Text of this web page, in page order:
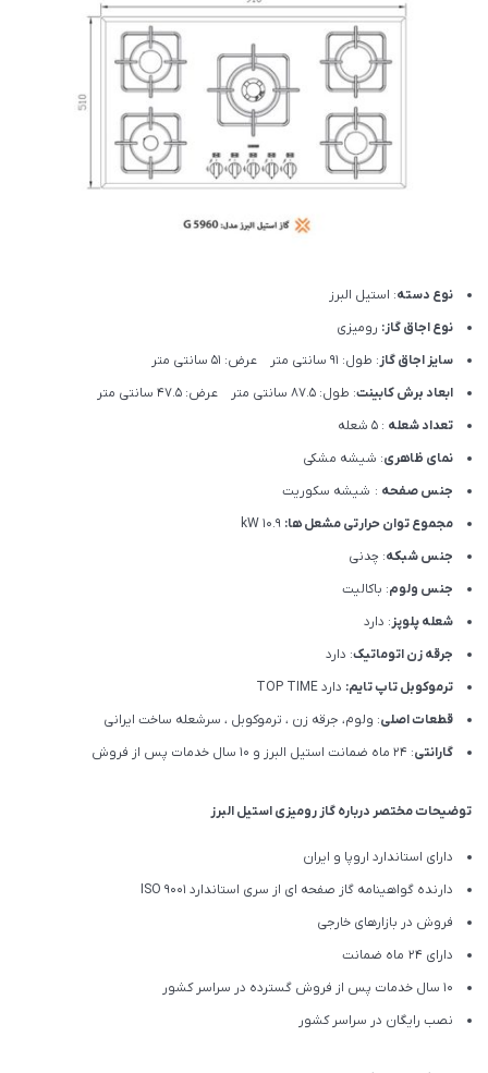
نوع دسته: استیل البرز
نوع اجاق گاز: رومیزی
سایز اجاق گاز: طول: 91 سانتی متر عرض: 51 سانتی متر
ابعاد برش کابینت: طول: 87.5 سانتی متر عرض: 47.5 سانتی متر
تعداد شعله : 5 شعله
نمای ظاهری: شیشه مشکی
جنس صفحه : شیشه سکوریت
مجموع توان حرارتی مشعل ها:
جنس شبکه: چدنی
جنس ولوم: باکالیت
شعله پلوپز: دارد
جرقه زن اتوماتیک: دارد
ترموکوبل تاپ تایم: دارد TOP TIME
قطعات اصلی: ولوم، جرقه زن ، ترموکوبل ، سرشعله ساخت ایرانی
گارانتی: 24 ماه ضمانت استیل البرز و 10 سال خدمات پس از فروش
توضیحات مختصر درباره گاز رومیزی استیل البرز
دارای استاندارد اروپا و ایران
دارنده گواهینامه گاز صفحه ای از سری استاندارد ISO 9001
فروش در بازارهای خارجی
دارای 24 ماه ضمانت
10 سال خدمات پس از فروش گسترده در سراسر کشور
نصب رایگان در سراسر کشور